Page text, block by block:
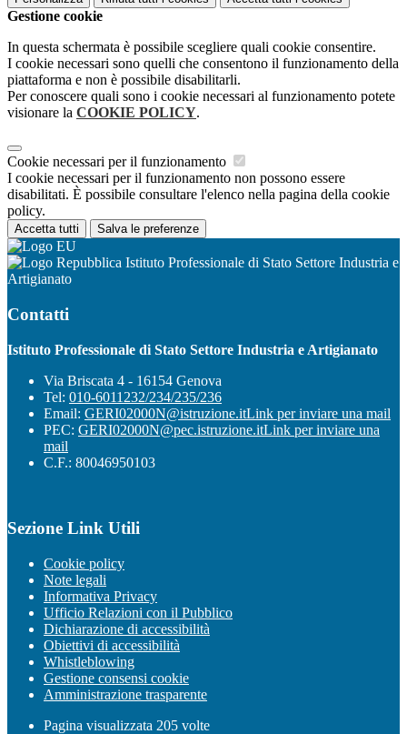
Gestione cookie
In questa schermata è possibile scegliere quali cookie consentire.
I cookie necessari sono quelli che consentono il funzionamento della
piattaforma e non è possibile disabilitarli.
Per conoscere quali sono i cookie necessari al funzionamento potete
visionare la COOKIE POLICY.
Cookie necessari per il funzionamento
I cookie necessari per il funzionamento non possono essere
disabilitati. È possibile consultare l'elenco nella pagina della cookie
policy.
Accetta tutti Salva le preferenze
Istituto Professionale di Stato Settore Industria e
Artigianato
Contatti
Istituto Professionale di Stato Settore Industria e Artigianato
Via Briscata 4 - 16154 Genova
Tel: 010-6011232/234/235/236
Email: GERI02000N@istruzione.itLink per inviare una mail
PEC: GERI02000N@pec.istruzione.itLink per inviare una
mail
C.F.: 80046950103
Sezione Link Utili
Cookie policy
Note legali
Informativa Privacy
Ufficio Relazioni con il Pubblico
Dichiarazione di accessibilità
Obiettivi di accessibilità
Whistleblowing
Gestione consensi cookie
Amministrazione trasparente
Pagina visualizzata 205 volte